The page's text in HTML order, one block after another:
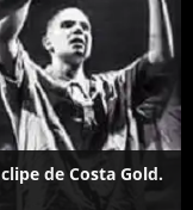
de Costa Gold.